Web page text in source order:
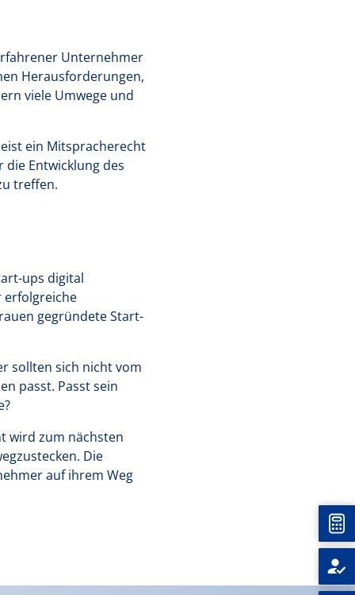
Unternehmer
Herausforderungen,
viele Umwege und
ein Mitspracherecht
Entwicklung des
treffen.
ups digital
erfolgreiche
gegründete Start-
sollten sich nicht vom
passt. Passt sein
wird zum nächsten
Die
auf ihrem Weg